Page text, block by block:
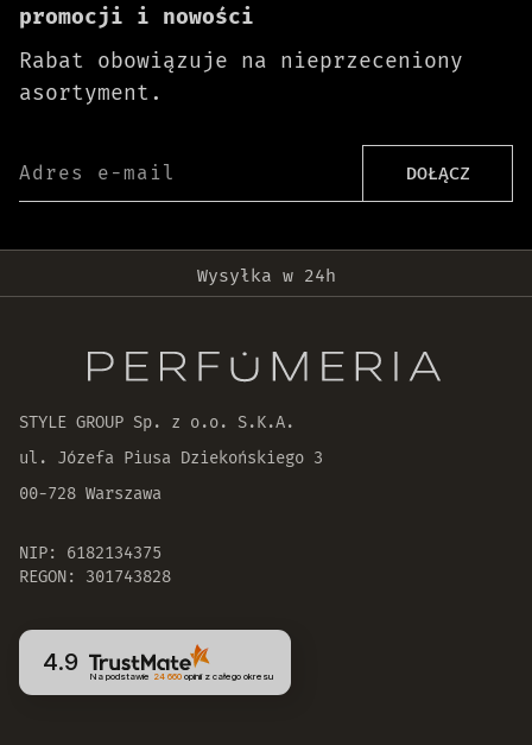
promocji i nowości
Rabat obowiązuje na nieprzeceniony
asortyment.
Adres e-mail DOŁĄCZ
Wysyłka w 24h
30 dni na zwrot zamówienia
STYLE GROUP Sp. z o.o. S.K.A.
ul. Józefa Piusa Dziekońskiego 3
00-728 Warszawa
NIP: 6182134375
REGON: 301743828
4.9
Na podstawie 24 660opinii z całego okresu